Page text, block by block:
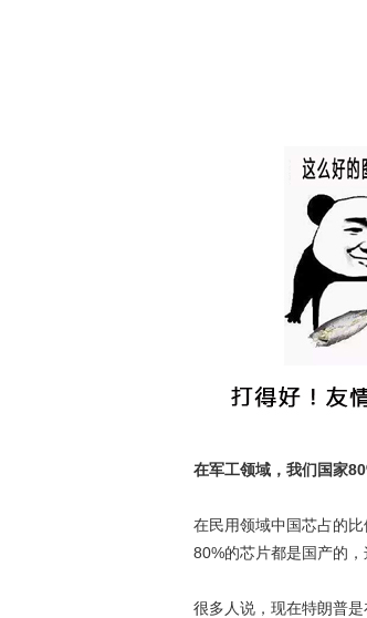
在军工领域，我们国家
在民用领域中国芯占的
80%的芯片都是国产的
很多人说，现在特朗普